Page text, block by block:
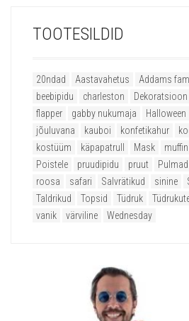
TOOTESILDID
20ndad Aastavahetus Addams
beebipidu
charleston Dekoratsioon
flapper
gabby nukumaja Halloween
jõuluvana
kauboi konfetikahur
kostüüm
käpapatrull Mask muffin
Poistele
pruudipidu pruut Pulmad
roosa
safari Salvrätikud sinine
Taldrikud
Topsid Tüdruk
vanik
värviline Wednesday